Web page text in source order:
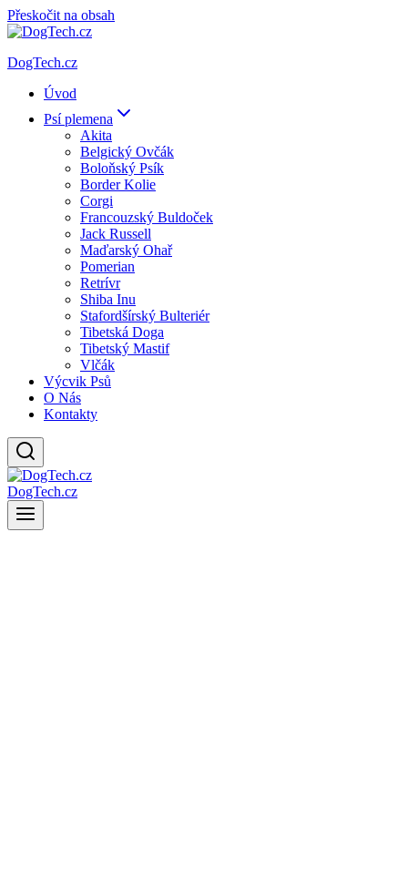
Přeskočit na obsah
DogTech.cz
Úvod
Psí plemena
Akita
Belgický Ovčák
Boloňský Psík
Border Kolie
Corgi
Francouzský Buldoček
Jack Russell
Maďarský Ohař
Pomerian
Retrívr
Shiba Inu
Stafordšírský Bulteriér
Tibetská Doga
Tibetský Mastif
Vlčák
Výcvik Psů
O Nás
Kontakty
DogTech.cz